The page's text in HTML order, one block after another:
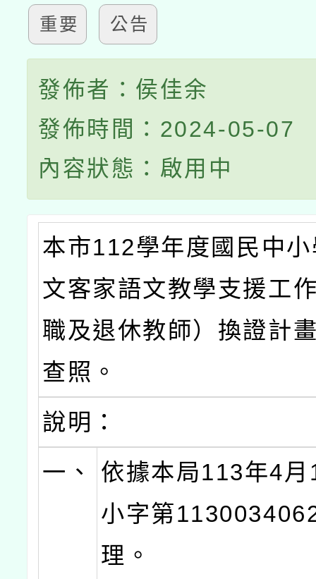
重要 公告
發佈者：侯佳余
發佈時間：2024-05-07
內容狀態：啟用中
本市112學年度國民中
文客家語文教學支援工
職及退休教師）換證計
查照。
說明：
一、
依據本局113年4
小字第
理。